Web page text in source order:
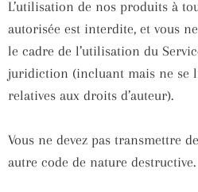
L’utilisation de nos produits à
autorisée est interdite, et vous
le cadre de l’utilisation du
juridiction (incluant mais ne se
relatives aux droits d’auteur).
Vous ne devez pas transmettre
autre code de nature destructive.